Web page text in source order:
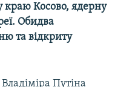
краю Косово, ядерну
Обидва
та відкриту
Путіна